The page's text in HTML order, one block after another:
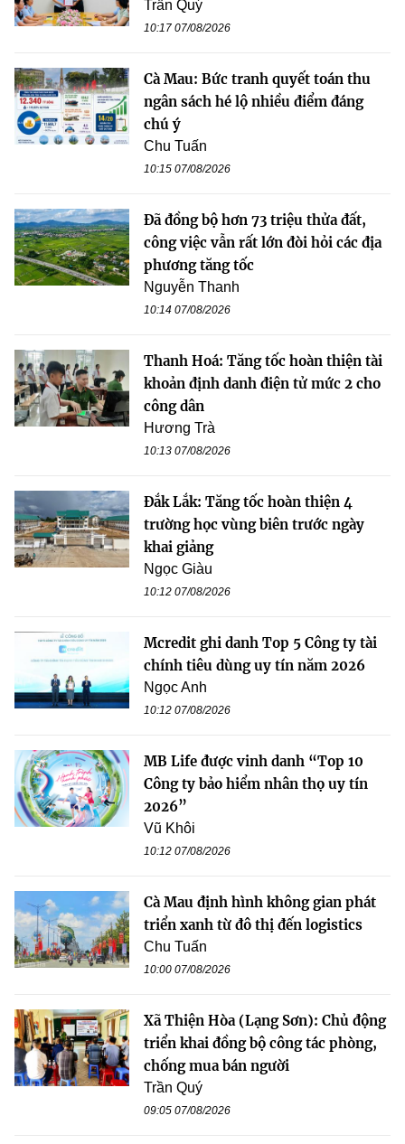
Trần Quý
10:17 07/08/2026
Cà Mau: Bức tranh quyết toán thu
ngân sách hé lộ nhiều điểm đáng
chú ý
Chu Tuấn
10:15 07/08/2026
Đã đồng bộ hơn 73 triệu thửa đất,
công việc vẫn rất lớn đòi hỏi các địa
phương tăng tốc
Nguyễn Thanh
10:14 07/08/2026
Thanh Hoá: Tăng tốc hoàn thiện tài
khoản định danh điện tử mức 2 cho
công dân
Hương Trà
10:13 07/08/2026
Đắk Lắk: Tăng tốc hoàn thiện 4
trường học vùng biên trước ngày
khai giảng
Ngọc Giàu
10:12 07/08/2026
Mcredit ghi danh Top 5 Công ty tài
chính tiêu dùng uy tín năm 2026
Ngọc Anh
10:12 07/08/2026
MB Life được vinh danh “Top 10
Công ty bảo hiểm nhân thọ uy tín
2026”
Vũ Khôi
10:12 07/08/2026
Cà Mau định hình không gian phát
triển xanh từ đô thị đến logistics
Chu Tuấn
10:00 07/08/2026
Xã Thiện Hòa (Lạng Sơn): Chủ động
triển khai đồng bộ công tác phòng,
chống mua bán người
Trần Quý
09:05 07/08/2026